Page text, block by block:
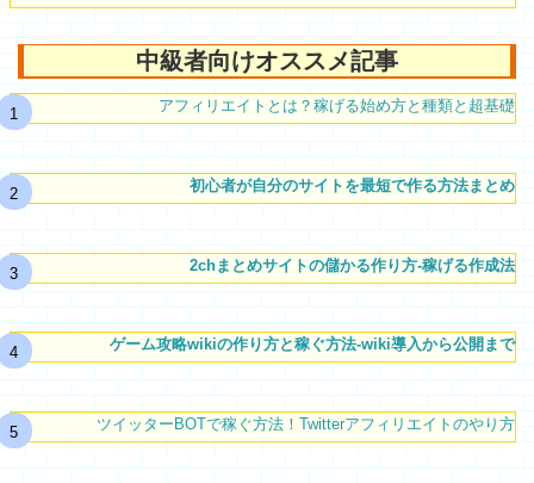
中級者向けオススメ記事
アフィリエイトとは？稼げる始め方と種類と超基礎
初心者が自分のサイトを最短で作る方法まとめ
2chまとめサイトの儲かる作り方-稼げる作成法
ゲーム攻略wikiの作り方と稼ぐ方法-wiki導入から公開まで
ツイッターBOTで稼ぐ方法！Twitterアフィリエイトのやり方